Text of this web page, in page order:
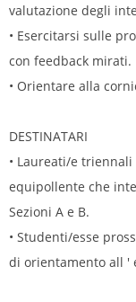
valutazione degli
• Esercitarsi sulle
con feedback mirati.
• Orientare alla
DESTINATARI
• Laureati/e
equipollente che
Sezioni A e B.
• Studenti/esse
di orientamento all '